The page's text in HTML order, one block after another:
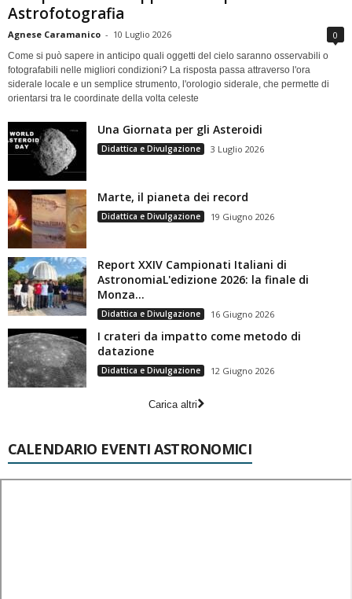
Astrofotografia
Agnese Caramanico - 10 Luglio 2026 0
Come si può sapere in anticipo quali oggetti del cielo saranno osservabili o
fotografabili nelle migliori condizioni? La risposta passa attraverso l'ora
siderale locale e un semplice strumento, l'orologio siderale, che permette di
orientarsi tra le coordinate della volta celeste
Una Giornata per gli Asteroidi
Didattica e Divulgazione 3 Luglio 2026
Marte, il pianeta dei record
Didattica e Divulgazione 19 Giugno 2026
Report XXIV Campionati Italiani di
AstronomiaL'edizione 2026: la finale di
Monza...
Didattica e Divulgazione 16 Giugno 2026
I crateri da impatto come metodo di
datazione
Didattica e Divulgazione 12 Giugno 2026
Carica altri
CALENDARIO EVENTI ASTRONOMICI